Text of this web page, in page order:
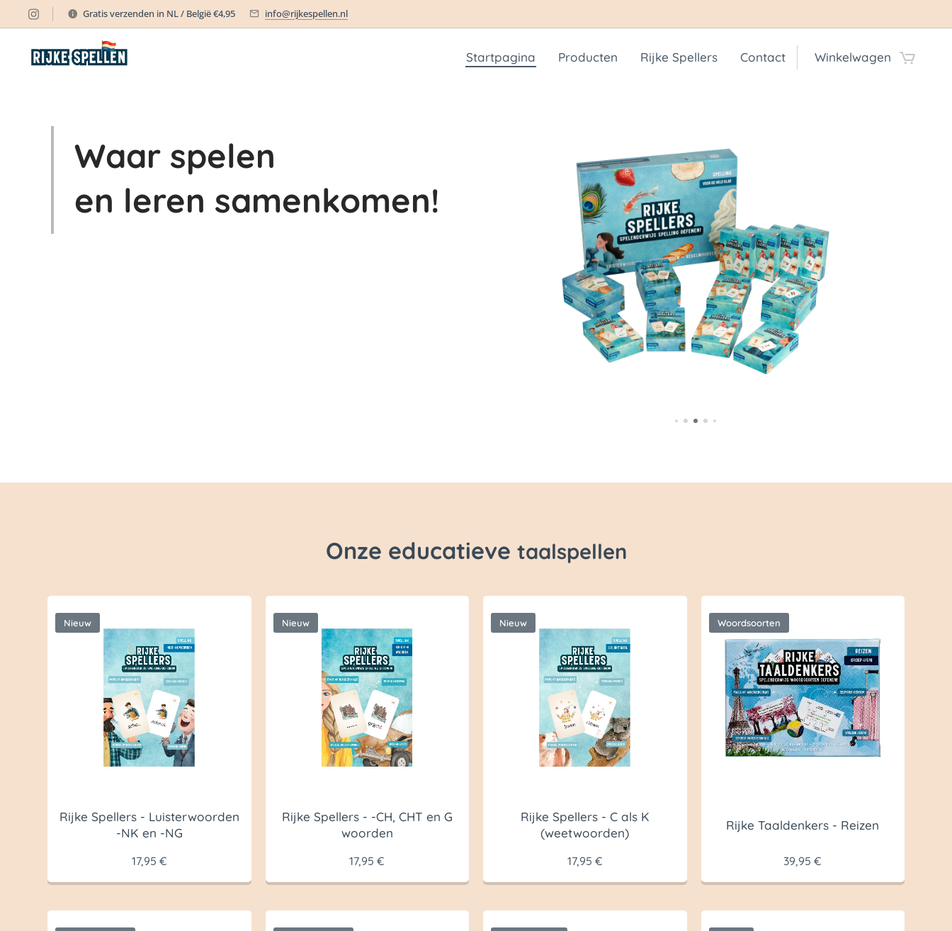
Gratis verzenden in NL / België €4,95 info@rijkespellen.nl
Startpagina Producten Rijke Spellers Contact Winkelwagen
Waar spelen
en leren samenkomen!
Onze educatieve taalspellen
Rijke Spellers - Luisterwoorden
-NK en -NG
Nieuw
17,95 €
Rijke Spellers - -CH, CHT en G
woorden
Nieuw
17,95 €
Rijke Spellers - C als K
(weetwoorden)
Nieuw
17,95 €
Rijke Taaldenkers - Reizen
Woordsoorten
39,95 €